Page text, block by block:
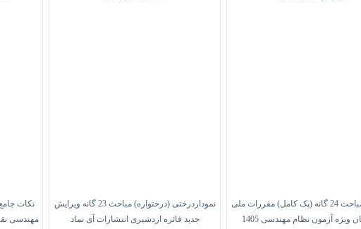
مجموعه مباحث 24 گانه (پک کامل) مقررات ملی
ویژه آزمون نظام مهندسی 1405
نموداردرختی (درختواره) مباحث 23 گانه ویرایش
جدید فائزه اردشیری انتشارات آی نماد
نکات
مهندسی